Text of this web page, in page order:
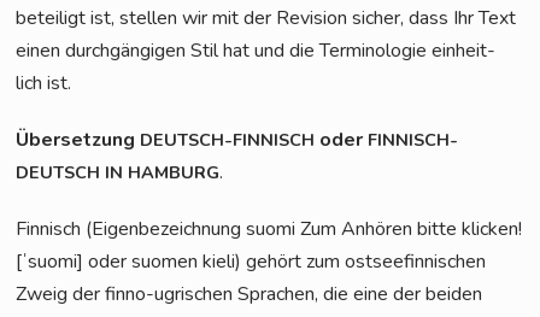
betei­ligt ist, stel­len wir mit der Revi­si­on sicher, dass Ihr Text
einen durch­gän­gi­gen Stil hat und die Ter­mi­no­lo­gie ein­heit­
lich ist.
Über­set­zung DEUTSCH-FINNISCH oder FINNISCH-
DEUTSCH IN HAMBURG.
Fin­nisch (Eigen­be­zeich­nung suo­mi Zum Anhö­ren bit­te kli­cken!
[ˈsuo­mi] oder suo­men kieli) gehört zum ost­see­fin­ni­schen
Zweig der fin­no-ugri­schen Spra­chen, die eine der bei­den